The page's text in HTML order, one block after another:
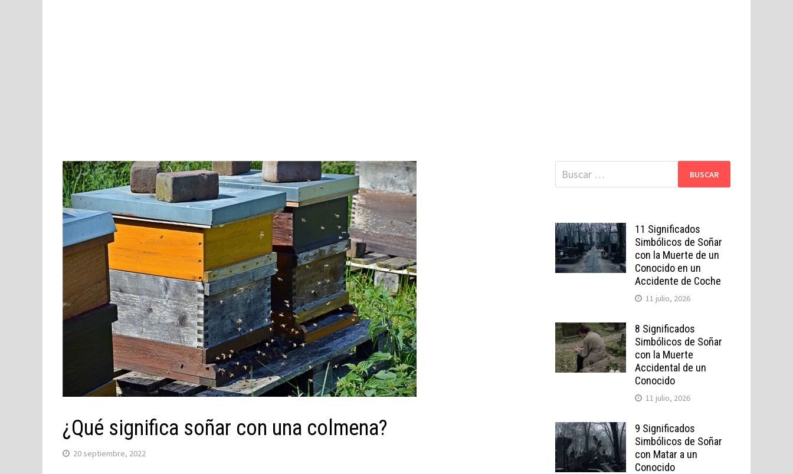
¿Qué significa soñar con una colmena?
20 septiembre, 2022
Buscar:
11 Significados
Simbólicos de Soñar
con la Muerte de un
Conocido en un
Accidente de Coche
11 julio, 2026
8 Significados
Simbólicos de Soñar
con la Muerte
Accidental de un
Conocido
11 julio, 2026
9 Significados
Simbólicos de Soñar
con Matar a un
Conocido